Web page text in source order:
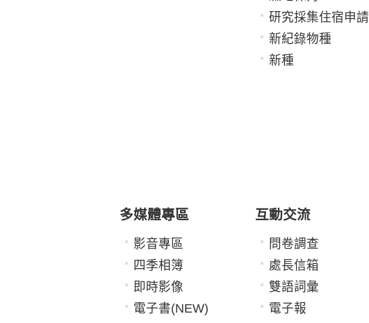
研究採集住宿申請
新紀錄物種
新種
多媒體專區
影音專區
四季相簿
即時影像
電子書(NEW)
互動交流
問卷調查
處長信箱
雙語詞彙
電子報